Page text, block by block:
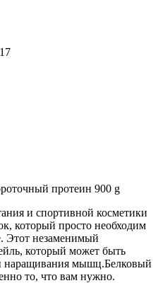
протеин 900 g
и спортивной косметики
который просто необходим
Этот незаменимый
который может быть
наращивания мышц.Белковый
то, что вам нужно.